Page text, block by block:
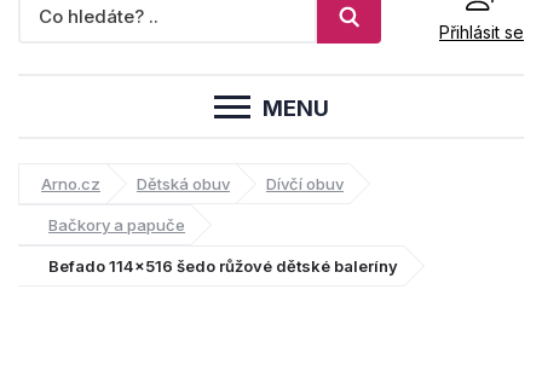
Přihlásit se
MENU
Arno.cz Dětská obuv Dívčí obuv
Bačkory a papuče
Befado 114x516 šedo růžové dětské baleríny